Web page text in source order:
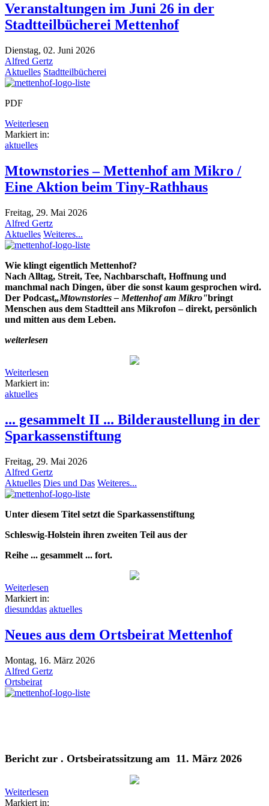
Veranstaltungen im Juni 26 in der
Stadtteilbücherei Mettenhof
Dienstag, 02. Juni 2026
Alfred Gertz
Aktuelles Stadtteilbücherei
PDF
Weiterlesen
Markiert in:
aktuelles
Mtownstories – Mettenhof am Mikro /
Eine Aktion beim Tiny-Rathhaus
Freitag, 29. Mai 2026
Alfred Gertz
Aktuelles Weiteres...
Wie klingt eigentlich Mettenhof?
Nach Alltag, Streit, Tee, Nachbarschaft, Hoffnung und
manchmal nach Dingen, über die sonst kaum gesprochen wird.
Der Podcast„Mtownstories – Mettenhof am Mikro"bringt
Menschen aus dem Stadtteil ans Mikrofon – direkt, persönlich
und mitten aus dem Leben.
weiterlesen
Weiterlesen
Markiert in:
aktuelles
... gesammelt II ... Bilderaustellung in der
Sparkassenstiftung
Freitag, 29. Mai 2026
Alfred Gertz
Aktuelles Dies und Das Weiteres...
Unter diesem Titel setzt die Sparkassenstiftung
Schleswig-Holstein ihren zweiten Teil aus der
Reihe ... gesammelt ... fort.
Weiterlesen
Markiert in:
diesunddas aktuelles
Neues aus dem Ortsbeirat Mettenhof
Montag, 16. März 2026
Alfred Gertz
Ortsbeirat
Bericht zur . Ortsbeiratssitzung am 11. März 2026
Weiterlesen
Markiert in: